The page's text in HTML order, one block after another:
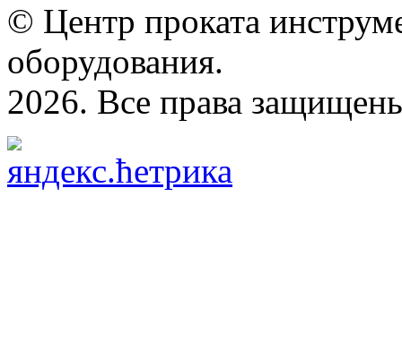
© Центр проката
оборудования.
2026. Все права